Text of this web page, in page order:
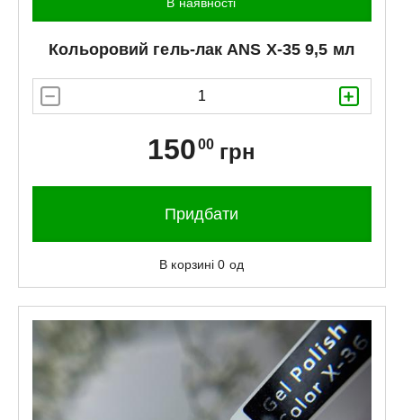
Кольоровий гель-лакANS X-35 9,5 мл
15000 грн
Придбати
В корзині0 од